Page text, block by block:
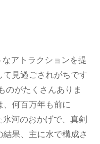
アトラクションを提
見過ごされがちです
のがたくさんありま
、何百万年も前に
河のおかげで、真剣
果、主に水で構成さ